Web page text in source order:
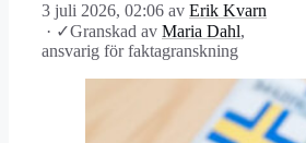
3 juli 2026, 02:06 av Erik Kvarn
· ✓Granskad av Maria Dahl,
ansvarig för faktagranskning